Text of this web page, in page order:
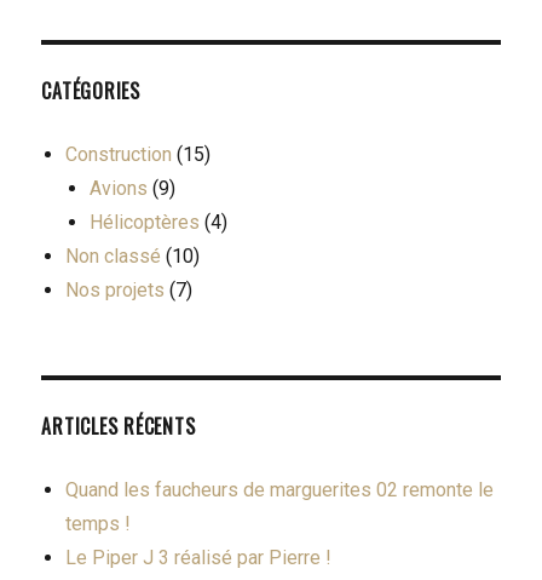
CATÉGORIES
Construction (15)
Avions (9)
Hélicoptères (4)
Non classé (10)
Nos projets (7)
ARTICLES RÉCENTS
Quand les faucheurs de marguerites 02 remonte le
temps !
Le Piper J 3 réalisé par Pierre !